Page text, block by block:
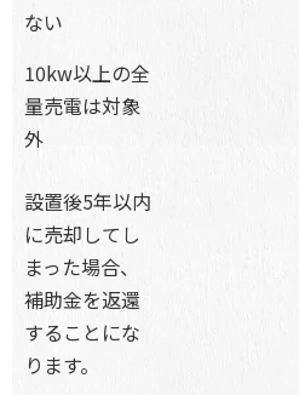
ない
10kw以上の全
量売電は対象
外
設置後5年以内
に売却してし
まった場合、
補助金を返還
することにな
ります。